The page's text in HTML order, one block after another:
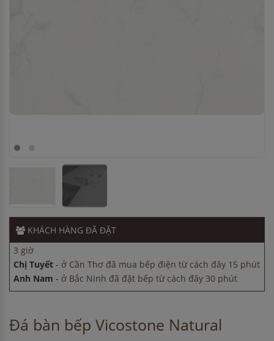
KHÁCH HÀNG ĐÃ ĐẶT
ở Bình Dương đã mua chậu vòi rửa bát cách đây 45
phút
Anh Nam-ở Hải Dương đã đặt máy rửa bát cách đây 1 giờ
Anh Tuấn -ở TP. Hồ Chí Minh đã mua bếp điện từ cách đây
3 giờ
Chị Tuyết
ở Cần Thơ đã mua bếp điện từ cách đây 15 phút
Anh Nam
ở Bắc Ninh đã đặt bếp từ cách đây 30 phút
Chị Hà-ở Bình Dương đã mua chậu vòi rửa bát cách đây 45
Anh Tuấn - ở TP. Hồ Chí Minh đã mua bếp điện từ cách đây
Đá bàn bếp Vicostone Natural